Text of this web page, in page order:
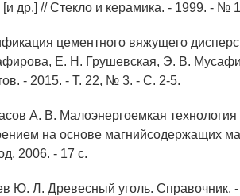
[и др.] // Стекло и керамика. - 1999. - №
цементного вяжущего
Е. Н. Грушевская, Э. В.
- 2015. - Т. 22, № 3. - С. 2-5.
А. В. Малоэнергоемкая
на основе магнийсодержащих
2006. - 17 с.
Ю. Л. Древесный уголь. Справочник. -